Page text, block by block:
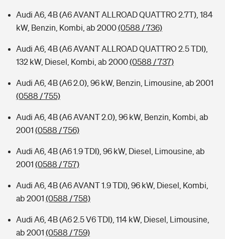
Audi A6, 4B (A6 AVANT ALLROAD QUATTRO 2.7T), 184
kW, Benzin, Kombi, ab 2000(0588 / 736)
Audi A6, 4B (A6 AVANT ALLROAD QUATTRO 2.5 TDI),
132 kW, Diesel, Kombi, ab 2000(0588 / 737)
Audi A6, 4B (A6 2.0), 96 kW, Benzin, Limousine, ab 2001
(0588 / 755)
Audi A6, 4B (A6 AVANT 2.0), 96 kW, Benzin, Kombi, ab
2001 (0588 / 756)
Audi A6, 4B (A6 1.9 TDI), 96 kW, Diesel, Limousine, ab
2001 (0588 / 757)
Audi A6, 4B (A6 AVANT 1.9 TDI), 96 kW, Diesel, Kombi,
ab 2001 (0588 / 758)
Audi A6, 4B (A6 2.5 V6 TDI), 114 kW, Diesel, Limousine,
ab 2001 (0588 / 759)